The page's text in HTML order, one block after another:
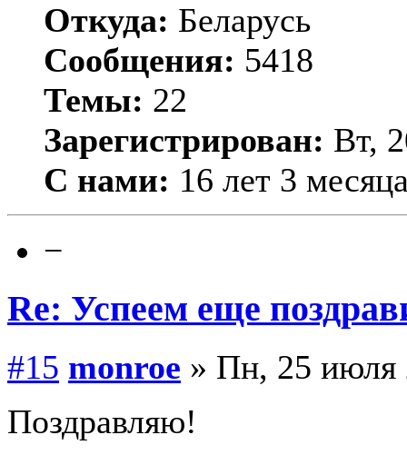
Откуда: Беларусь
Сообщения: 5418
Темы: 22
Зарегистрирован: Вт,
С нами: 16 лет 3
−
Re: Успеем еще
#15 monroe » Пн, 25 июля
Поздравляю!